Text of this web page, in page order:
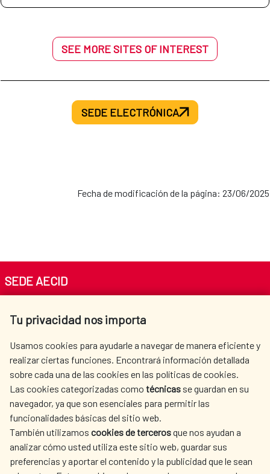
SEE MORE SITES OF INTEREST
SEDE ELECTRÓNICA
Fecha de modificación de la página: 23/06/2025
Tu privacidad nos importa
Usamos cookies para ayudarle a navegar de manera eficiente y
realizar ciertas funciones. Encontrará información detallada
sobre cada una de las cookies en las políticas de cookies.
Las cookies categorizadas como técnicas se guardan en su
navegador, ya que son esenciales para permitir las
funcionalidades básicas del sitio web.
También utilizamos cookies de tercerosque nos ayudan a
analizar cómo usted utiliza este sitio web, guardar sus
preferencias y aportar el contenido y la publicidad que le sean
SEDE AECID
Tel. +34 900 20 30 54​​​​​​​
AECID
WHERE DO WE COOPERATE?
SPANISH HUMANITARIAN
ACTION
PRESS ROOM
CULTURE AND SCIENCE LIBRARY